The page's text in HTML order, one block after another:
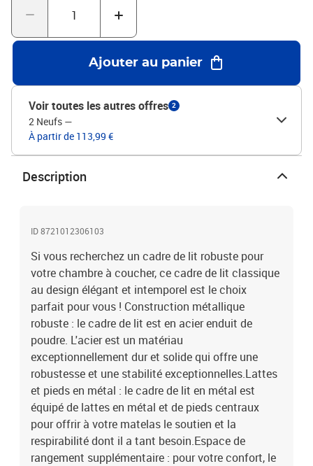
de lit vous offre un excellent soutien du dos lorsque vous vous
:Un matelas n'est pas inclus avec ce lit. Nous offrons une sélection
variée de matelas. Vous pouvez consulter notre boutique pour
trouver un matelas assorti.Couleur : noir Matériau : acier
Dimensions totales : 196 x 146 x 91 cm (L x l x H)Hauteur libre
sous le lit : 26 cmDimensions du matelas correspondant : 140 x
190 cm (l x L) (matelas est non inclus)Assemblage requis : oui
Ajouter au panier
Voir toutes les autres offres 2
2 Neufs —
À partir de 113,99 €
Description
ID 8721012306103
Si vous recherchez un cadre de lit robuste pour
votre chambre à coucher, ce cadre de lit classique
au design élégant et intemporel est le choix
parfait pour vous ! Construction métallique
robuste : le cadre de lit est en acier enduit de
poudre. L'acier est un matériau
exceptionnellement dur et solide qui offre une
robustesse et une stabilité exceptionnelles.Lattes
et pieds en métal : le cadre de lit en métal est
équipé de lattes en métal et de pieds centraux
pour offrir à votre matelas le soutien et la
respirabilité dont il a tant besoin.Espace de
rangement supplémentaire : pour votre confort, le